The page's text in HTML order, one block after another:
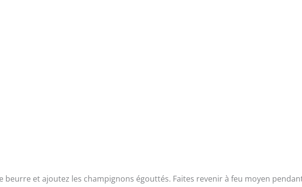
beurre et ajoutez les champignons égouttés. Faites revenir à feu moyen